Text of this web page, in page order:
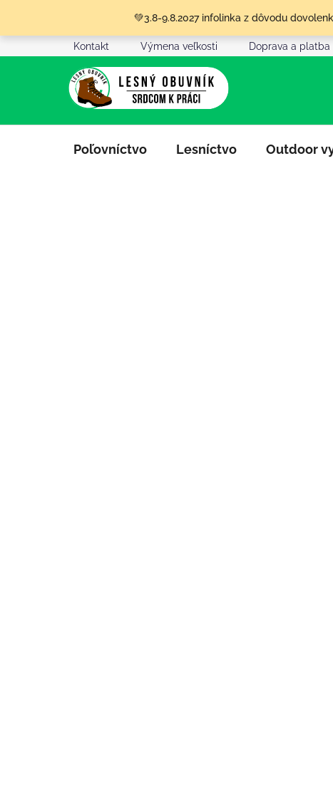
obsah
💚3.8-9.8.2027 infolinka z dôvodu
Kontakt Výmena veľkosti Doprava a platba
Poľovníctvo Lesníctvo Outdoor